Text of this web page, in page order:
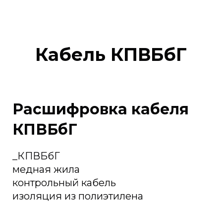
Кабель КПВБбГ
Расшифровка кабеля
КПВБбГ
_КПВБбГ
медная жила
контрольный кабель
изоляция из полиэтилена